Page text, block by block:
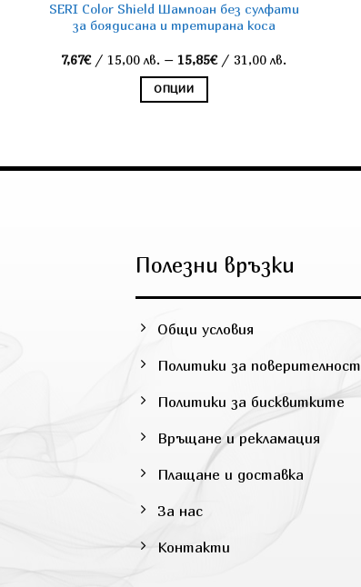
SERI Color Shield Шампоан без сулфати
за боядисана и третирана коса
7,67€/ 15,00 лв. – 15,85€/ 31,00 лв.
ОПЦИИ
options
chosen
the
page
Полезни връзки
Общи условия
Политики за поверителност
Политики за бисквитките
Връщане и рекламация
Плащане и доставка
За нас
Контакти